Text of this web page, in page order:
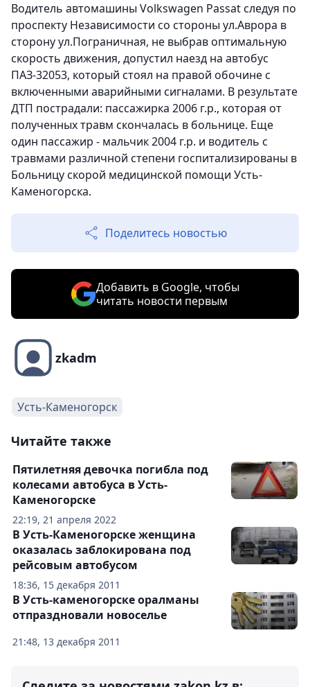
Водитель автомашины Volkswagen Passat следуя по
проспекту Независимости со стороны ул.Аврора в
сторону ул.Пограничная, не выбрав оптимальную
скорость движения, допустил наезд на автобус
ПАЗ-32053, который стоял на правой обочине с
включенными аварийными сигналами. В результате
ДТП пострадали: пассажирка 2006 г.р., которая от
полученных травм скончалась в больнице. Еще
один пассажир - мальчик 2004 г.р. и водитель с
травмами различной степени госпитализированы в
Больницу скорой медицинской помощи Усть-
Каменогорска.
Поделитесь новостью
Добавить в Google, чтобы
читать новости первым
zkadm
Усть-Каменогорск
Читайте также
22:19, 21 апреля 2022
Пятилетняя девочка погибла под
колесами автобуса в Усть-
Каменогорске
18:36, 15 декабря 2011
В Усть-Каменогорске женщина
оказалась заблокирована под
рейсовым автобусом
21:48, 13 декабря 2011
В Усть-каменогорске оралманы
отпраздновали новоселье